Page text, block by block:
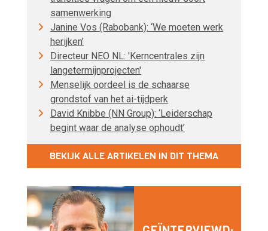
samenwerking
Janine Vos (Rabobank): ‘We moeten werk
herijken’
Directeur NEO NL: 'Kerncentrales zijn
langetermijnprojecten'
Menselijk oordeel is de schaarse
grondstof van het ai-tijdperk
David Knibbe (NN Group): ‘Leiderschap
begint waar de analyse ophoudt’
BEKIJK ALLE ARTIKELEN IN DIT THEMA